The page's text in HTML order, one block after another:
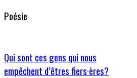
Poésie
Qui sont ces gens qui nous
empêchent d’êtres fiers·ères?